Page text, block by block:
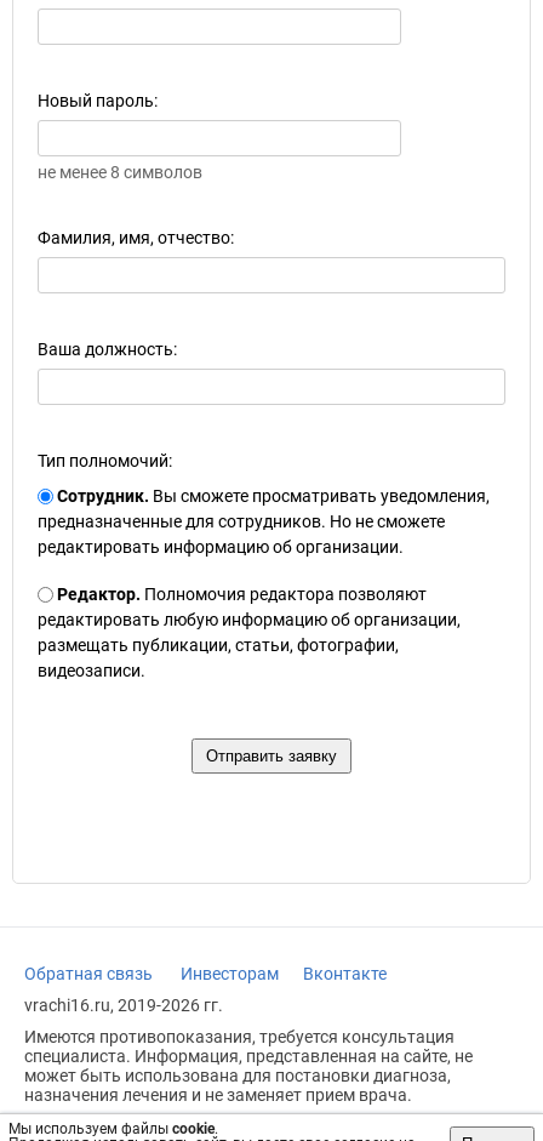
Мы используем файлы cookie.
Новый пароль:
не менее 8 символов
Фамилия, имя, отчество:
Ваша должность:
Тип полномочий:
Сотрудник. Вы сможете просматривать уведомления,
предназначенные для сотрудников. Но не сможете
редактировать информацию об организации.
Редактор. Полномочия редактора позволяют
редактировать любую информацию об организации,
размещать публикации, статьи, фотографии,
видеозаписи.
Обратная связь Инвесторам
Вконтакте
vrachi16.ru, 2019-2026 гг.
Имеются противопоказания, требуется консультация
специалиста. Информация, представленная на сайте, не
может быть использована для постановки диагноза,
назначения лечения и не заменяет прием врача.
Возрастное ограничение: 18+